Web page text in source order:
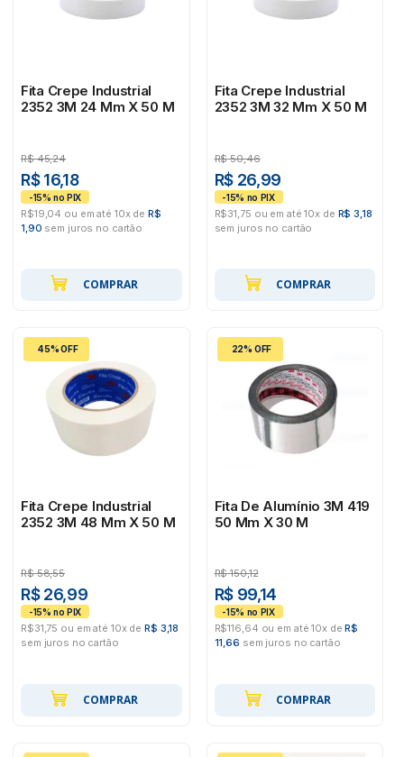
Fita Crepe Industrial
2352 3M 24 Mm X 50 M
R$ 45,24
R$ 16,18
R$19,04 ou em até 10x de R$
1,90 sem juros no cartão
COMPRAR
Fita Crepe Industrial
2352 3M 32 Mm X 50 M
R$ 50,46
R$ 26,99
R$31,75 ou em até 10x de R$ 3,18
sem juros no cartão
COMPRAR
45% OFF
Fita Crepe Industrial
2352 3M 48 Mm X 50 M
R$ 58,55
R$ 26,99
R$31,75 ou em até 10x de R$ 3,18
sem juros no cartão
COMPRAR
22% OFF
Fita De Alumínio 3M 419
50 Mm X 30 M
R$ 150,12
R$ 99,14
R$116,64 ou em até 10x deR$
11,66 sem juros no cartão
COMPRAR